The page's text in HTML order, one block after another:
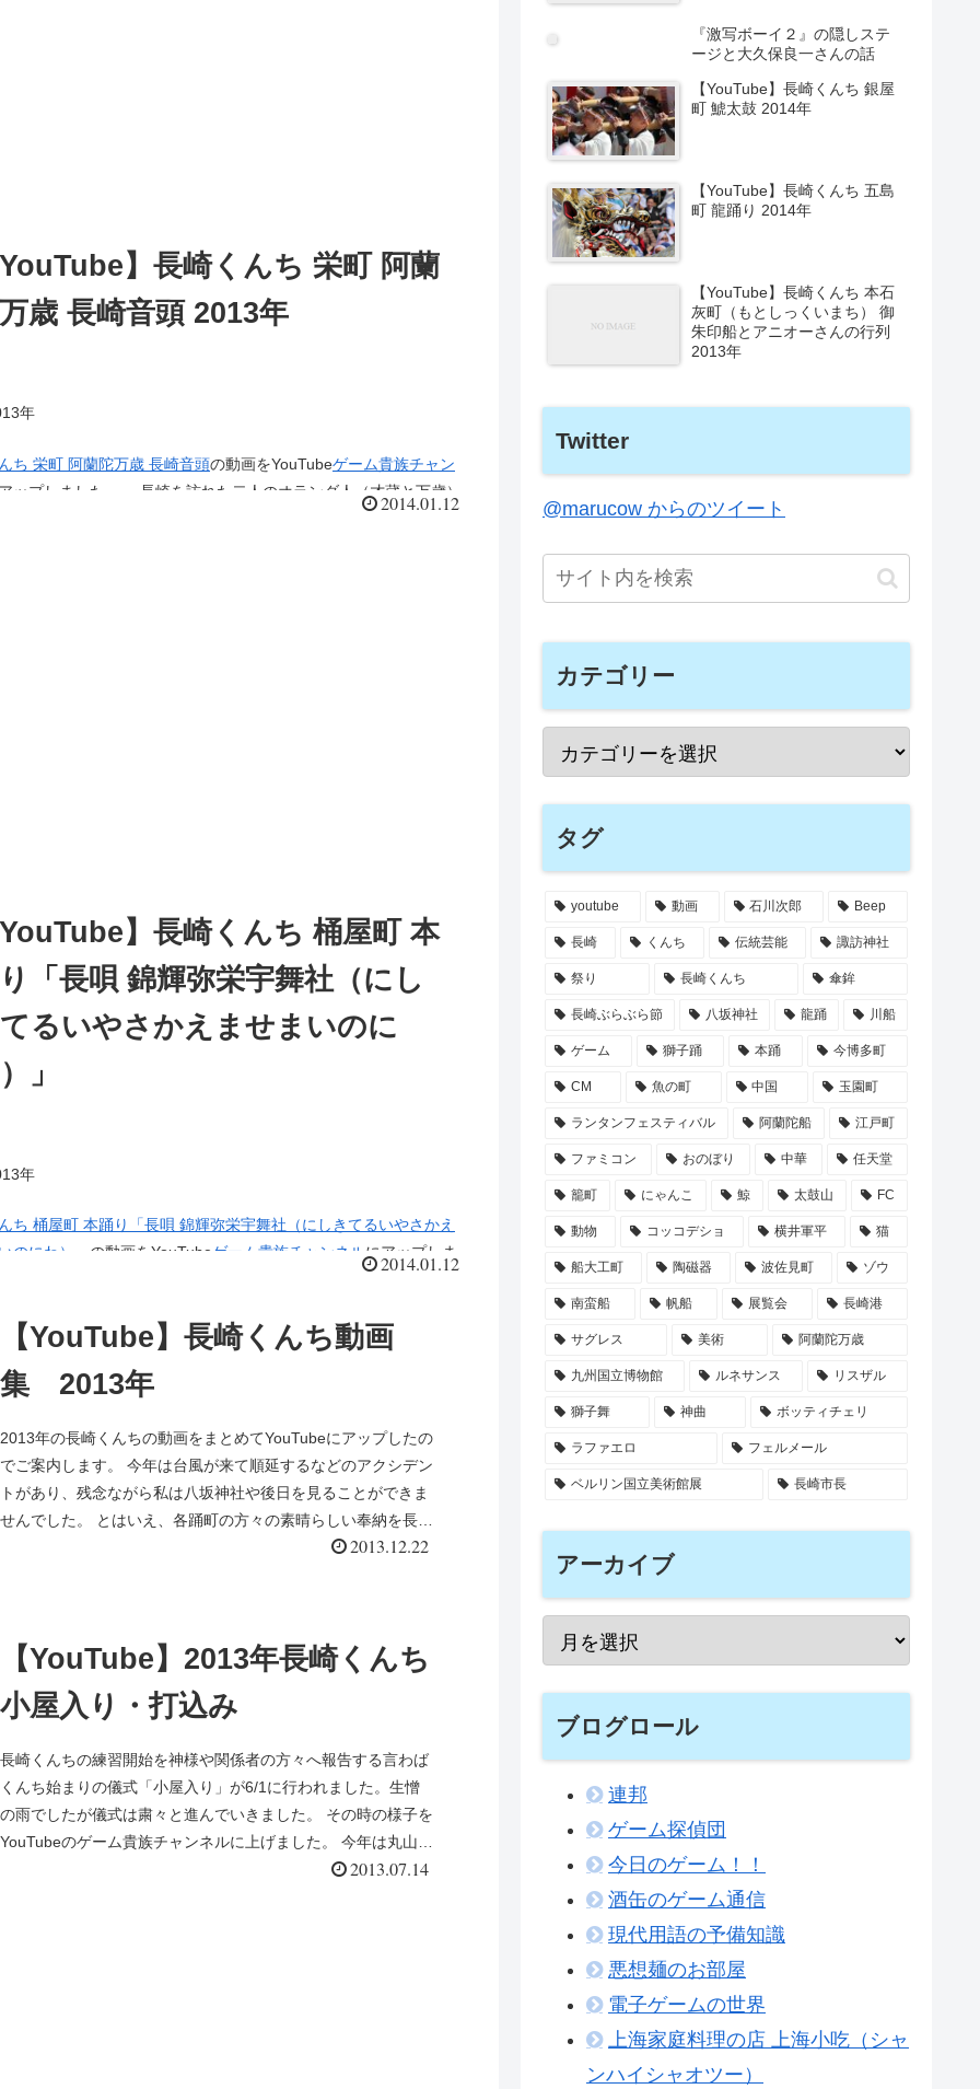
】長崎くんち 栄町 阿蘭
歳 長崎音頭 2013年
年
ち 栄町 阿蘭陀万歳 長崎音頭の動画をYouTubeゲーム貴族チャン
ました。 長崎を訪れた二人のオランダ人（才蔵と万歳）
2014.01.12
】長崎くんち 桶屋町 本
「長唄 錦輝弥栄宇舞社（にし
るいやさかえませまいのに
」
年
ち 桶屋町 本踊り「長唄 錦輝弥栄宇舞社（にしきてるいやさかえ
のにわ）」 の動画をYouTube ゲーム貴族チャンネル にアップしま
ら桶屋が儲かる」からきているのでしょうか？ 白象のカラクリの
鎮座する異人が鐘を打ち鳴らす仕掛け。これは長崎市の文化財に
プレゼントされた象の時計であるといいます（参考リンク「旅す
」）
2014.01.12
【YouTube】長崎くんち動画
集 2013年
2013年の長崎くんちの動画をまとめてYouTubeにアップしたの
でご案内します。 今年は台風が来て順延するなどのアクシデン
トがあり、残念ながら私は八坂神社や後日を見ることができま
せんでした。 とはいえ、各踊町の方々の素晴らしい奉納を長坂
で見ることができとても今年もたいへん充実したおくんちを堪
2013.12.22
【YouTube】2013年長崎くんち
小屋入り・打込み
長崎くんちの練習開始を神様や関係者の方々へ報告する言わば
くんち始まりの儀式「小屋入り」が6/1に行われました。生憎
の雨でしたが儀式は粛々と進んでいきました。 その時の様子を
YouTubeのゲーム貴族チャンネルに上げました。 今年は丸山町
2013.07.14
『激写ボーイ２』の隠しステ
ージと大久保良一さんの話
【YouTube】長崎くんち 銀屋
町 鯱太鼓 2014年
【YouTube】長崎くんち 五島
町 龍踊り 2014年
【YouTube】長崎くんち 本石
灰町（もとしっくいまち） 御
朱印船とアニオーさんの行列
2013年
Twitter
@marucow からのツイート
カテゴリー
タグ
youtube 動画 石川次郎 Beep
長崎 くんち 伝統芸能 諏訪神社
祭り 長崎くんち 傘鉾
長崎ぶらぶら節 八坂神社 龍踊 川船
ゲーム 獅子踊 本踊 今博多町
CM 魚の町 中国 玉園町
ランタンフェスティバル 阿蘭陀船 江戸町
ファミコン おのぼり 中華 任天堂
籠町 にゃんこ 鯨 太鼓山 FC
動物 コッコデショ 横井軍平 猫
船大工町 陶磁器 波佐見町 ゾウ
南蛮船 帆船 展覧会 長崎港
サグレス 美術 阿蘭陀万歳
九州国立博物館 ルネサンス リスザル
獅子舞 神曲 ボッティチェリ
ラファエロ フェルメール
ベルリン国立美術館展 長崎市長
アーカイブ
ブログロール
連邦
ゲーム探偵団
今日のゲーム！！
酒缶のゲーム通信
現代用語の予備知識
悪想麺のお部屋
電子ゲームの世界
上海家庭料理の店 上海小吃（シャ
ンハイシャオツー）